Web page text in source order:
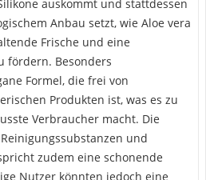
auskommt und stattdessen
Anbau setzt, wie Aloe vera
Frische und eine
fördern. Besonders
Formel, die frei von
Produkten ist, was es zu
Verbraucher macht. Die
und
zudem eine schonende
Nutzer könnten jedoch eine